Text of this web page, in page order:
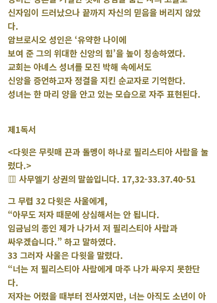
신자임이 드러났으나 끝까지 자신의 믿음을 버리지 않았
다.
암브로시오 성인은 ‘유약한 나이에
보여 준 그의 위대한 신앙의 힘’을 높이 칭송하였다.
교회는 아녜스 성녀를 모진 박해 속에서도
신앙을 증언하고자 정결을 지킨 순교자로 기억한다.
성녀는 한 마리 양을 안고 있는 모습으로 자주 표현된다.
제1독서
<다윗은 무릿매 끈과 돌멩이 하나로 필리스티아 사람을 눌
렀다.>
▥ 사무엘기 상권의 말씀입니다. 17,32-33.37.40-51
그 무렵 32 다윗은 사울에게,
“아무도 저자 때문에 상심해서는 안 됩니다.
임금님의 종인 제가 나가서 저 필리스티아 사람과
싸우겠습니다.” 하고 말하였다.
33 그러자 사울은 다윗을 말렸다.
“너는 저 필리스티아 사람에게 마주 나가 싸우지 못한단
다.
저자는 어렸을 때부터 전사였지만, 너는 아직도 소년이 아